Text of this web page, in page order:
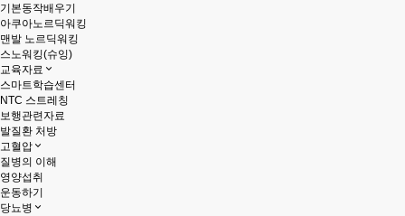
기본동작배우기
아쿠아노르딕워킹
맨발 노르딕워킹
스노워킹(슈잉)
교육자료
스마트학습센터
NTC 스트레칭
보행관련자료
발질환 처방
고혈압
질병의 이해
영양섭취
운동하기
당뇨병